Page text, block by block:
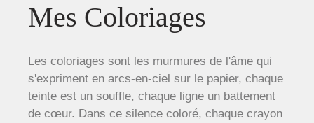
Mes Coloriages
Les coloriages sont les murmures de l'âme qui
s'expriment en arcs-en-ciel sur le papier, chaque
teinte est un souffle, chaque ligne un battement
de cœur. Dans ce silence coloré, chaque crayon